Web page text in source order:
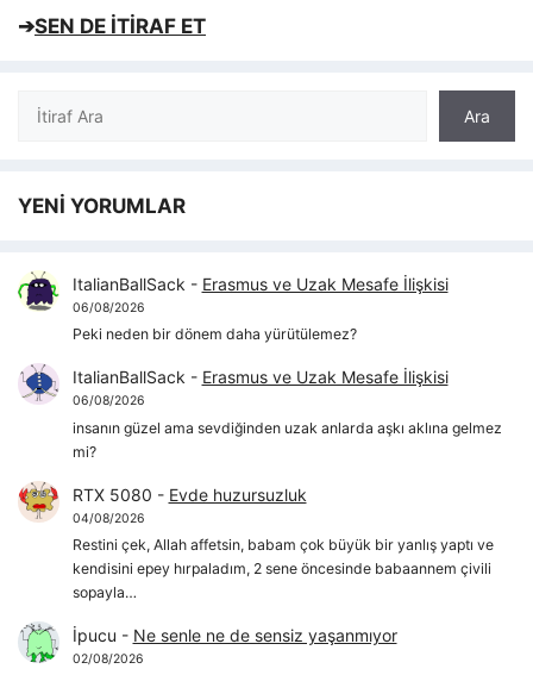
➔SEN DE İTİRAF ET
Ara
Ara
YENİ YORUMLAR
ItalianBallSack - Erasmus ve Uzak Mesafe İlişkisi
06/08/2026
Peki neden bir dönem daha yürütülemez?
ItalianBallSack - Erasmus ve Uzak Mesafe İlişkisi
06/08/2026
insanın güzel ama sevdiğinden uzak anlarda aşkı aklına gelmez
mi?
RTX 5080 - Evde huzursuzluk
04/08/2026
Restini çek, Allah affetsin, babam çok büyük bir yanlış yaptı ve
kendisini epey hırpaladım, 2 sene öncesinde babaannem çivili
sopayla…
İpucu - Ne senle ne de sensiz yaşanmıyor
02/08/2026